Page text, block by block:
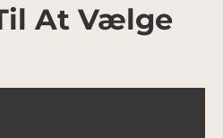
At Vælge